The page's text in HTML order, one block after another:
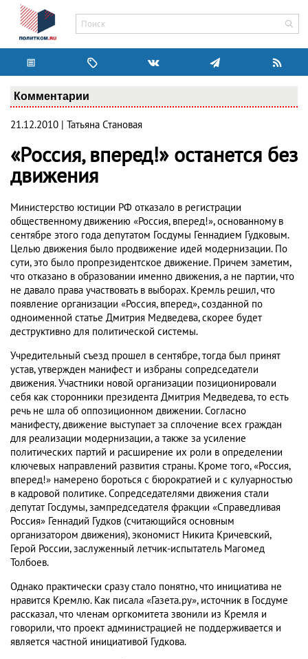
Комментарии
21.12.2010 | Татьяна Становая
«Россия, вперед!» останется без
движения
Министерство юстиции РФ отказало в регистрации
общественному движению «Россия, вперед!», основанному в
сентябре этого года депутатом Госдумы Геннадием Гудковым.
Целью движения было продвижение идей модернизации. По
сути, это было пропрезидентское движение. Причем заметим,
что отказано в образовании именно движения, а не партии, что
не давало права участвовать в выборах. Кремль решил, что
появление организации «Россия, вперед», созданной по
одноименной статье Дмитрия Медведева, скорее будет
деструктивно для политической системы.
Учредительный съезд прошел в сентябре, тогда был принят
устав, утвержден манифест и избраны сопредседатели
движения. Участники новой организации позиционировали
себя как сторонники президента Дмитрия Медведева, то есть
речь не шла об оппозиционном движении. Согласно
манифесту, движение выступает за сплочение всех граждан
для реализации модернизации, а также за усиление
политических партий и расширение их роли в определении
ключевых направлений развития страны. Кроме того, «Россия,
вперед!» намерено бороться с бюрократией и с кулуарностью
в кадровой политике. Сопредседателями движения стали
депутат Госдумы, зампредседателя фракции «Справедливая
Россия» Геннадий Гудков (считающийся основным
организатором движения), экономист Никита Кричевский,
Герой России, заслуженный летчик-испытатель Магомед
Толбоев.
Однако практически сразу стало понятно, что инициатива не
нравится Кремлю. Как писала «Газета.ру», источник в Госдуме
рассказал, что членам оргкомитета звонили из Кремля и
говорили, что проект администрацией не поддерживается и
является частной инициативой Гудкова.